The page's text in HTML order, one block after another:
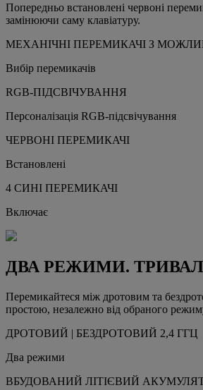
Попередньо встановлені червоні
замінюючи саму клавіатуру.
МЕХАНІЧНІ ПЕРЕМИКАЧІ З
Вибір перемикачів
RGB-ПІДСВІЧУВАННЯ
Персоналізація RGB-підсвічування
ЧЕРВОНІ ПЕРЕМИКАЧІ
Встановлені
4 СИНІ ПЕРЕМИКАЧІ
Включає
ДВА РЕЖИМИ.
Перемикайтеся між дротовим та
простою, незалежно від обраного
ДРОТОВИЙ | БЕЗДРОТОВИЙ 2,4 ГГЦ
Два режими
ВБУДОВАНИЙ ЛІТІЄВИЙ